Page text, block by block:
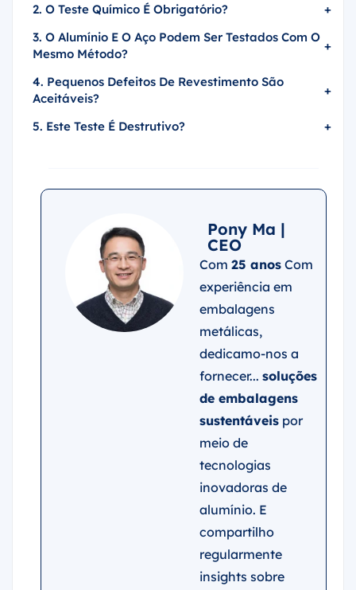
2. O Teste Químico É Obrigatório?
+
3. O Alumínio E O Aço Podem Ser Testados Com O
Mesmo Método?
+
4. Pequenos Defeitos De Revestimento São
Aceitáveis?
+
5. Este Teste É Destrutivo? +
Pony Ma |
CEO
Com25 anos Com
experiência em
embalagens
metálicas,
dedicamo-nos a
fornecer...soluções
de embalagens
sustentáveis por
meio de
tecnologias
inovadoras de
alumínio. E
compartilho
regularmente
insights sobre